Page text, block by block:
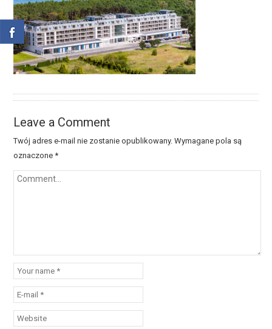
Leave a Comment
Twój adres e-mail nie zostanie opublikowany. Wymagane pola są
oznaczone*